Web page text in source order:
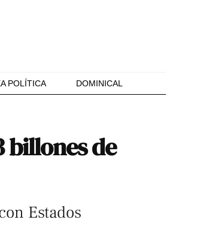
POLÍTICA DOMINICAL
billones de
Estados